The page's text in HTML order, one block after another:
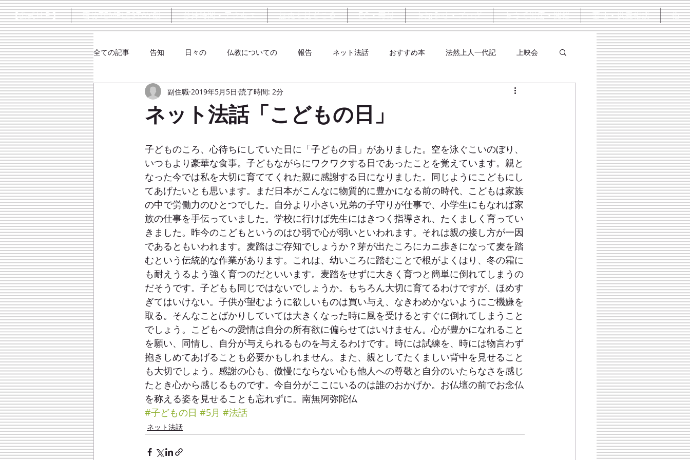
【公式ＨＰ】 宿坊TEMPLESTAY観 参拝時間・アクセス 歴史と見どころ EC・寄付 お知らせ・ブログ お寺で出店・開催 墓地・供養相談 他
全ての記事 告知 日々の 仏教についての 報告 ネット法話 おすすめ本 法然上人一代記 上映会
大楠口伝抄
ネット法話「こどもの日」
副住職 2019年5月5日 読了時間: 2分
子どものころ、心待ちにしていた日に「子どもの日」がありました。空を泳ぐこいのぼり、
いつもより豪華な食事。子どもながらにワクワクする日であったことを覚えています。親と
なった今では私を大切に育ててくれた親に感謝する日になりました。同じようにこどもにし
てあげたいとも思います。まだ日本がこんなに物質的に豊かになる前の時代、こどもは家族
の中で労働力のひとつでした。自分より小さい兄弟の子守りが仕事で、小学生にもなれば家
族の仕事を手伝っていました。学校に行けば先生にはきつく指導され、たくましく育ってい
きました。昨今のこどもというのはひ弱で心が弱いといわれます。それは親の接し方が一因
であるともいわれます。麦踏はご存知でしょうか？芽が出たころにカニ歩きになって麦を踏
むという伝統的な作業があります。これは、幼いころに踏むことで根がよくはり、冬の霜に
も耐えうるよう強く育つのだといいます。麦踏をせずに大きく育つと簡単に倒れてしまうの
だそうです。子どもも同じではないでしょうか。もちろん大切に育てるわけですが、ほめす
ぎてはいけない。子供が望むように欲しいものは買い与え、なきわめかないようにご機嫌を
取る。そんなことばかりしていては大きくなった時に風を受けるとすぐに倒れてしまうこと
でしょう。こどもへの愛情は自分の所有欲に偏らせてはいけません。心が豊かになれること
を願い、同情し、自分が与えられるものを与えるわけです。時には試練を、時には物言わず
抱きしめてあげることも必要かもしれません。また、親としてたくましい背中を見せること
も大切でしょう。感謝の心も、傲慢にならない心も他人への尊敬と自分のいたらなさを感じ
たとき心から感じるものです。今自分がここにいるのは誰のおかげか。お仏壇の前でお念仏
を称える姿を見せることも忘れずに。南無阿弥陀仏
#子どもの日 #5月 #法話
ネット法話